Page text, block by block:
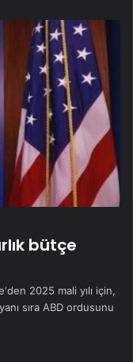
bütçe
2025 mali yılı için,
sıra ABD ordusunu